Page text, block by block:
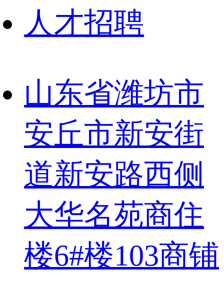
人才招聘
山东省潍坊市
安丘市新安街
道新安路西侧
大华名苑商住
楼6#楼103商铺